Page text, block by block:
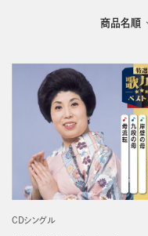
商品名順
CDシングル